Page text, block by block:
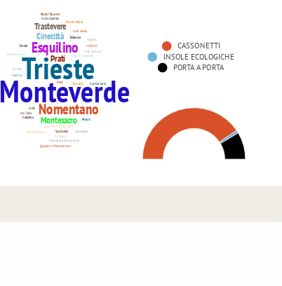
Trieste
Monteverde
Esquilino
Nomentano
Cinecittà
Montesacro
Prati
Trastevere
Prati Torraccia
Quartiere VI Tiburtino
Vicino Ciampino
Balduina
Acilia
San Basilio
Colle salario
LABARO
colle del sole
San Giovanni
La Storta
Collatino
Selva Candida
San Saba
Colonna (piazza spagna)
Monte Mario
Piazza Bologna
Monti
Flaminio
Aurelio
Tuscolano nord
Parioli
La rustica
Monti Tiburtini
Quartiere V Nomentano
Olgiata
CASSONETTI
INSOLE ECOLOGICHE
PORTA A PORTA